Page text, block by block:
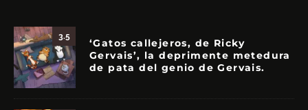
3.5
‘Gatos callejeros, de Ricky
Gervais’, la deprimente metedura
de pata del genio de Gervais.